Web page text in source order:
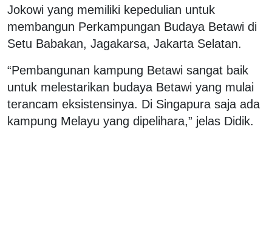
Jokowi yang memiliki kepedulian untuk
membangun Perkampungan Budaya Betawi di
Setu Babakan, Jagakarsa, Jakarta Selatan.
“Pembangunan kampung Betawi sangat baik
untuk melestarikan budaya Betawi yang mulai
terancam eksistensinya. Di Singapura saja ada
kampung Melayu yang dipelihara,” jelas Didik.